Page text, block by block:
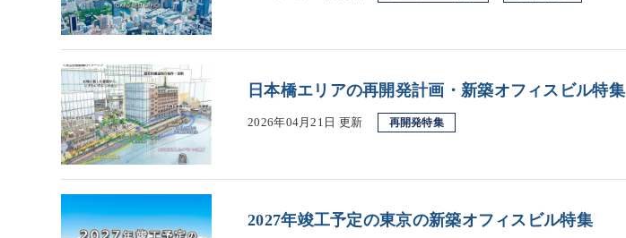
日本橋エリアの再開発計画・新築オフィスビル特集
2026年04月21日 更新 再開発特集
2027年竣工予定の東京の新築オフィスビル特集